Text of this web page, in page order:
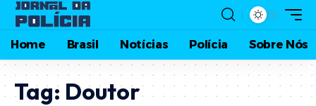
Home Brasil Notícias Polícia Sobre Nós
Tag: Doutor